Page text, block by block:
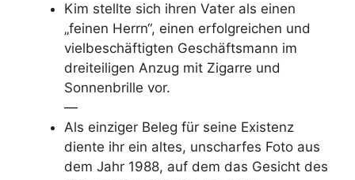
Kim stellte sich ihren Vater als einen
„feinen Herrn“, einen erfolgreichen und
vielbeschäftigten Geschäftsmann im
dreiteiligen Anzug mit Zigarre und
Sonnenbrille vor.
—
Als einziger Beleg für seine Existenz
diente ihr ein altes, unscharfes Foto aus
dem Jahr 1988, auf dem das Gesicht des